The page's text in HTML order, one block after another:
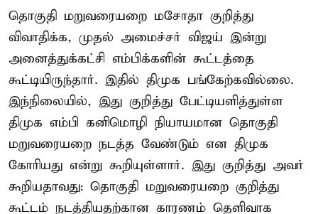
தொகுதி மறுவரையறை மசோதா குறித்து
விவாதிக்க, முதல் அமைச்சர் விஜய் இன்று
அனைத்துக்கட்சி எம்பிக்களின் கூட்டத்தை
கூட்டியிருந்தார். இதில் திமுக பங்கேற்கவில்லை.
இந்நிலையில், இது குறித்து பேட்டியளித்துள்ள
திமுக எம்பி கனிமொழி நியாயமான தொகுதி
மறுவரையறை நடத்த வேண்டும் என திமுக
கோரியது என்று கூறியுள்ளார். இது குறித்து அவர்
கூறியதாவது: தொகுதி மறுவரையறை குறித்து
கூட்டம் நடத்தியதற்கான காரணம் தெளிவாக